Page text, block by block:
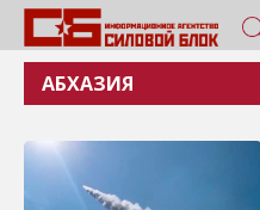
АБХАЗИЯ